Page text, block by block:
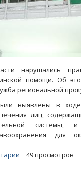
нарушались
помощи. Об
региональной
выявлены в
лиц,
для
49 просмотров